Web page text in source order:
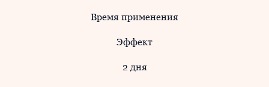
Время применения
Эффект
2 дня